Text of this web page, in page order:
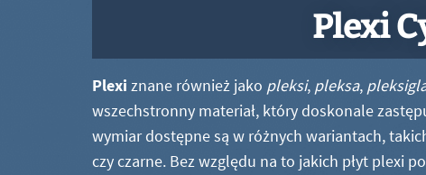
Plexi
Plexi znane również jako pleksi, pleksa,
wszechstronny materiał, który doskonale
wymiar dostępne są w różnych wariantach,
czy czarne. Bez względu na to jakich płyt plexi